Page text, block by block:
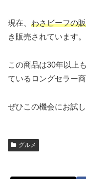
現在、 わさビーフの
き販売されています。
この商品は30年以上
ているロングセラー商
ぜひこの機会にお試し
グルメ